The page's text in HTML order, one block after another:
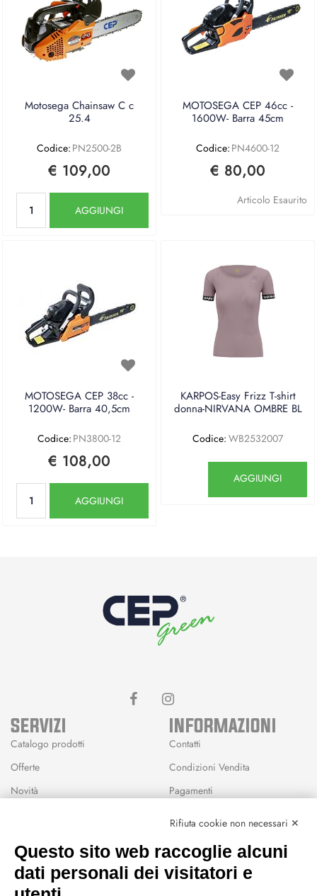
Motosega Chainsaw C c
25.4
Codice: PN2500-2B
€ 109,00
AGGIUNGI
MOTOSEGA CEP 46cc -
1600W- Barra 45cm
Codice: PN4600-12
€ 80,00
Articolo Esaurito
MOTOSEGA CEP 38cc -
1200W- Barra 40,5cm
Codice: PN3800-12
€ 108,00
AGGIUNGI
KARPOS-Easy Frizz T-shirt
donna-NIRVANA OMBRE BL
Codice: WB2532007
AGGIUNGI
SERVIZI
Catalogo prodotti
Offerte
Novità
Wishlist
INFORMAZIONI
Contatti
Condizioni Vendita
Pagamenti
CEP GREEN
Rifiuta cookie non necessari ✕
Questo sito web raccoglie alcuni
dati personali dei visitatori e